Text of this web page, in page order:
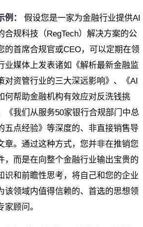
例：
假设您是一家为金融行业提供AI
合规科技（RegTech）解决方案的公
的首席合规官或CEO，可以定期在领
业媒体上发表诸如《解析最新金融监
对资管行业的三大深远影响》、《AI
何帮助金融机构有效应对反洗钱挑
《我们从服务50家银行合规部门中总
五点经验》等深度的、非直接销售导
章。通过这种方式，您并非在推销您
，而是在向整个金融行业输出宝贵的
识和前瞻性思考，将自己和您的企业
该领域内值得信赖的、首选的思想领
家顾问。